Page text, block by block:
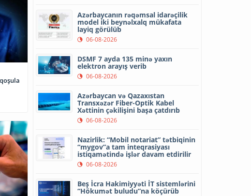
Azərbaycanın rəqəmsal idarəçilik
model iki beynəlxalq mükafata
layiq görülüb
06-08-2026
DSMF 7 ayda 135 minə yaxın
elektron arayış verib
06-08-2026
Azərbaycan və Qazaxıstan
Transxəzər Fiber-Optik Kabel
Xəttinin çəkilişini başa çatdırıb
06-08-2026
Nazirlik: “Mobil notariat” tətbiqinin
“mygov”a tam inteqrasiyası
istiqamətində işlər davam etdirilir
06-08-2026
Beş İcra Hakimiyyəti İT sistemlərini
“Hökumət buludu”na köçürüb